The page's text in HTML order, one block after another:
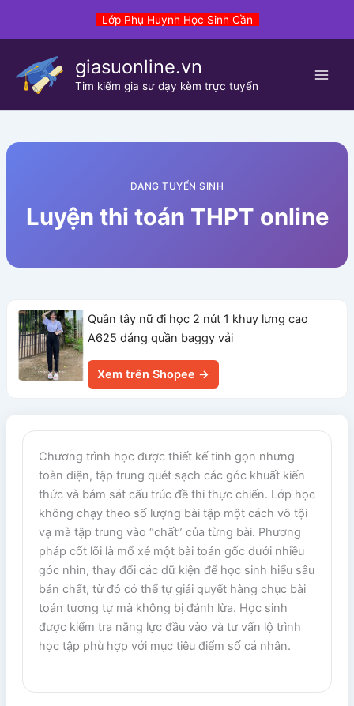
Lớp Phụ Huynh Học Sinh Cần
giasuonline.vn
Tim kiếm gia sư dạy kèm trực tuyến
ĐANG TUYỂN SINH
Luyện thi toán THPT online
Quần tây nữ đi học 2 nút 1 khuy lưng cao
A625 dáng quần baggy vải
Xem trên Shopee →
Chương trình học được thiết kế tinh gọn nhưng
toàn diện, tập trung quét sạch các góc khuất kiến
thức và bám sát cấu trúc đề thi thực chiến. Lớp học
không chạy theo số lượng bài tập một cách vô tội
vạ mà tập trung vào “chất” của từng bài. Phương
pháp cốt lõi là mổ xẻ một bài toán gốc dưới nhiều
góc nhìn, thay đổi các dữ kiện để học sinh hiểu sâu
bản chất, từ đó có thể tự giải quyết hàng chục bài
toán tương tự mà không bị đánh lừa. Học sinh
được kiểm tra năng lực đầu vào và tư vấn lộ trình
học tập phù hợp với mục tiêu điểm số cá nhân.